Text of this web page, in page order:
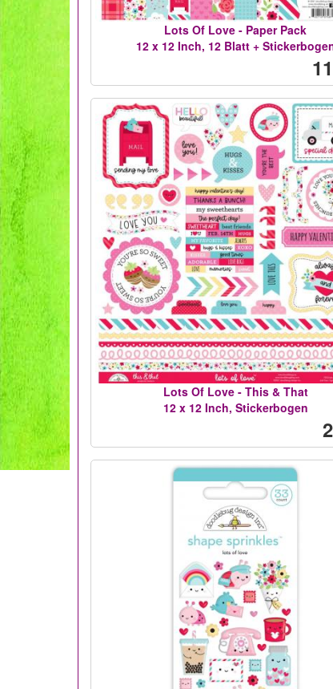
Lots Of Love - Paper Pack
12 x 12 Inch, 12 Blatt +
Lots Of Love - This & That
12 x 12 Inch, Stickerbogen